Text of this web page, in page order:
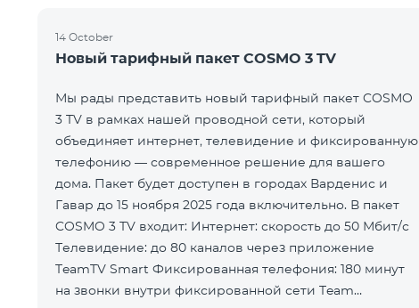
14 October
Новый тарифный пакет COSMO 3 TV
Мы рады представить новый тарифный пакет COSMO
3 TV в рамках нашей проводной сети, который
объединяет интернет, телевидение и фиксированную
телефонию — современное решение для вашего
дома. Пакет будет доступен в городах Варденис и
Гавар до 15 ноября 2025 года включительно. В пакет
COSMO 3 TV входит: Интернет: скорость до 50 Мбит/с
Телевидение: до 80 каналов через приложение
TeamTV Smart Фиксированная телефония: 180 минут
на звонки внутри фиксированной сети Team